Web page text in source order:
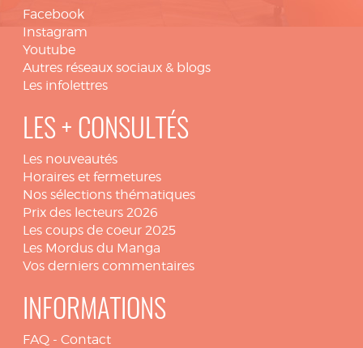
Facebook
Instagram
Youtube
Autres réseaux sociaux & blogs
Les infolettres
LES + CONSULTÉS
Les nouveautés
Horaires et fermetures
Nos sélections thématiques
Prix des lecteurs 2026
Les coups de coeur 2025
Les Mordus du Manga
Vos derniers commentaires
INFORMATIONS
FAQ - Contact